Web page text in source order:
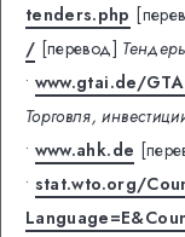
tenders.php
/ [перевод]
• www.gtai.de/
Торговля,
• www.ahk.de
• stat.wto.org/